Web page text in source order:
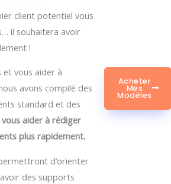
client potentiel vous
il souhaitera avoir
!
et vous aider à
avons compilé des
standard et des
vous aider à rédiger
plus rapidement.
d’orienter
des supports
Acheter
Mes
Modèles